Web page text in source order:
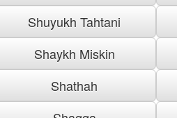
Shuyukh Tahtani
Shaykh Miskin
Shathah